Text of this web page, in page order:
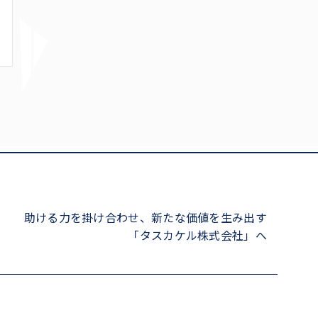
助ける力を掛け合わせ、新たな価値を生み出す
「タスカケル株式会社」へ